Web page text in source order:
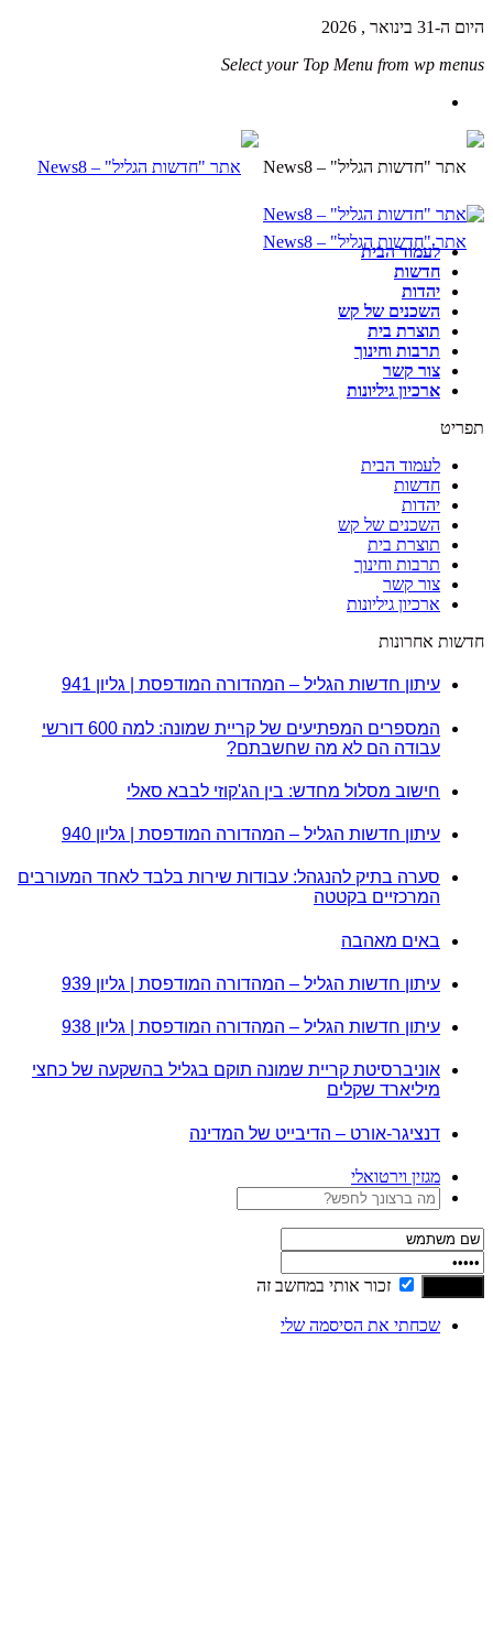
היום ה-31 בינואר , 2026
Select your Top Menu from wp menus
לעמוד הבית
חדשות
יהדות
השכנים של קש
תוצרת בית
תרבות וחינוך
צור קשר
ארכיון גיליונות
תפריט
לעמוד הבית
חדשות
יהדות
השכנים של קש
תוצרת בית
תרבות וחינוך
צור קשר
ארכיון גיליונות
חדשות אחרונות
עיתון חדשות הגליל – המהדורה המודפסת | גליון 941
המספרים המפתיעים של קריית שמונה: למה 600 דורשי
עבודה הם לא מה שחשבתם?
חישוב מסלול מחדש: בין הג'קוזי לבבא סאלי
עיתון חדשות הגליל – המהדורה המודפסת | גליון 940
סערה בתיק להנגהל: עבודות שירות בלבד לאחד המעורבים
המרכזיים בקטטה
באים מאהבה
עיתון חדשות הגליל – המהדורה המודפסת | גליון 939
עיתון חדשות הגליל – המהדורה המודפסת | גליון 938
אוניברסיטת קריית שמונה תוקם בגליל בהשקעה של כחצי
מיליארד שקלים
דנציגר-אורט – הדיבייט של המדינה
מגזין וירטואלי
זכור אותי במחשב זה
שכחתי את הסיסמה שלי